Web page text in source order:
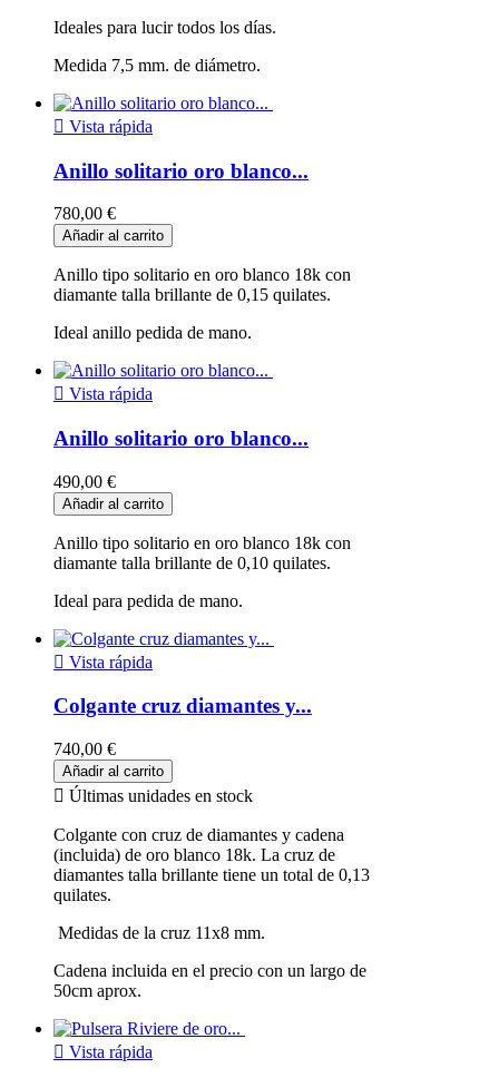
Ideales para lucir todos los días.
Medida 7,5 mm. de diámetro.
 Vista rápida
Anillo solitario oro blanco...
780,00 €
Añadir al carrito
Anillo tipo solitario en oro blanco 18k con
diamante talla brillante de 0,15 quilates.
Ideal anillo pedida de mano.
 Vista rápida
Anillo solitario oro blanco...
490,00 €
Añadir al carrito
Anillo tipo solitario en oro blanco 18k con
diamante talla brillante de 0,10 quilates.
Ideal para pedida de mano.
 Vista rápida
Colgante cruz diamantes y...
740,00 €
Añadir al carrito
 Últimas unidades en stock
Colgante con cruz de diamantes y cadena
(incluida) de oro blanco 18k. La cruz de
diamantes talla brillante tiene un total de 0,13
quilates.
Medidas de la cruz 11x8 mm.
Cadena incluida en el precio con un largo de
50cm aprox.
 Vista rápida